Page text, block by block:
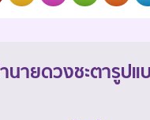
นายดวงชะตารูปแ